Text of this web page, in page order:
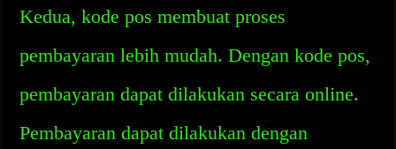
Kedua, kode pos membuat proses
pembayaran lebih mudah. Dengan kode pos,
pembayaran dapat dilakukan secara online.
Pembayaran dapat dilakukan dengan